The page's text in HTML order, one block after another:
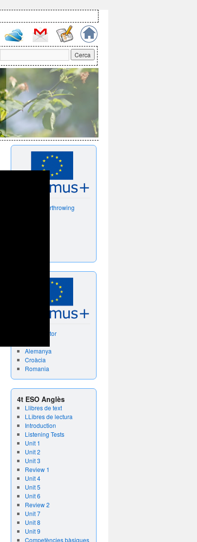
Women Overthrowing
Digital Director
Alemanya
Croàcia
Romania
4t ESO Anglès
Llibres de text
LLibres de lectura
Introduction
Listening Tests
Unit 1
Unit 2
Unit 3
Review 1
Unit 4
Unit 5
Unit 6
Review 2
Unit 7
Unit 8
Unit 9
Competències bàsiques